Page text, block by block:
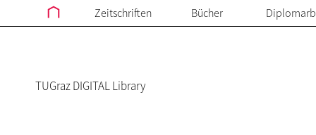
Zeitschriften Bücher
TUGraz DIGITAL Library